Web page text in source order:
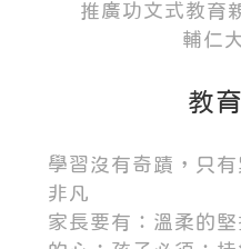
推廣功文式教育
輔仁
教
學習沒有奇蹟，只
非凡
家長要有：溫柔的